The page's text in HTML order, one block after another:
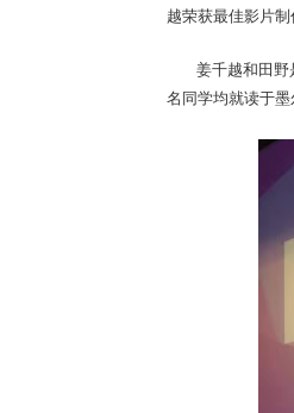
越荣获最佳影片制
姜千越和田野
名同学均就读于墨